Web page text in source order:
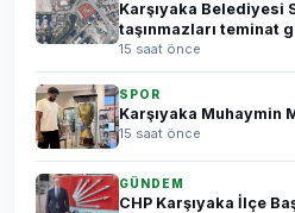
Karşıyaka Belediyesi
taşınmazları teminat
15 saat önce
SPOR
Karşıyaka Muhaymin
15 saat önce
GÜNDEM
CHP Karşıyaka İlçe